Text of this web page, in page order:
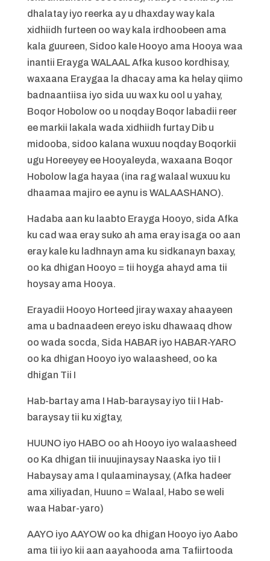
dhalatay iyo reerka ay u dhaxday way kala
xidhiidh furteen oo way kala irdhoobeen ama
kala guureen, Sidoo kale Hooyo ama Hooya waa
inantii Erayga WALAAL Afka kusoo kordhisay,
waxaana Eraygaa la dhacay ama ka helay qiimo
badnaantiisa iyo sida uu wax ku ool u yahay,
Boqor Hobolow oo u noqday Boqor labadii reer
ee markii lakala wada xidhiidh furtay Dib u
midooba, sidoo kalana wuxuu noqday Boqorkii
ugu Horeeyey ee Hooyaleyda, waxaana Boqor
Hobolow laga hayaa (ina rag walaal wuxuu ku
dhaamaa majiro ee aynu is WALAASHANO).
Hadaba aan ku laabto Erayga Hooyo, sida Afka
ku cad waa eray suko ah ama eray isaga oo aan
eray kale ku ladhnayn ama ku sidkanayn baxay,
oo ka dhigan Hooyo = tii hoyga ahayd ama tii
hoysay ama Hooya.
Erayadii Hooyo Horteed jiray waxay ahaayeen
ama u badnaadeen ereyo isku dhawaaq dhow
oo wada socda, Sida HABAR iyo HABAR-YARO
oo ka dhigan Hooyo iyo walaasheed, oo ka
dhigan Tii I
Hab-bartay ama I Hab-baraysay iyo tii I Hab-
baraysay tii ku xigtay,
HUUNO iyo HABO oo ah Hooyo iyo walaasheed
oo Ka dhigan tii inuujinaysay Naaska iyo tii I
Habaysay ama I qulaaminaysay, (Afka hadeer
ama xiliyadan, Huuno = Walaal, Habo se weli
waa Habar-yaro)
AAYO iyo AAYOW oo ka dhigan Hooyo iyo Aabo
ama tii iyo kii aan aayahooda ama Tafiirtooda